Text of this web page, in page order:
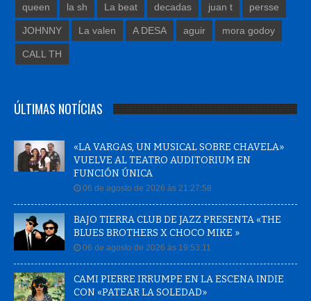
queen la sh La beat decadas juan t persse
JOHNNY La valen A DESA aguir mora godoy
CALL TH
ÚLTIMAS NOTÍCIAS
«LA VARGAS, UN MUSICAL SOBRE CHAVELA»
VUELVE AL TEATRO AUDITORIUM EN
FUNCIÓN ÚNICA
06 de agosto de 2026 às 21:27:58
BAJO TIERRA CLUB DE JAZZ PRESENTA «THE
BLUES BROTHERS X CHOCO MIKE »
06 de agosto de 2026 às 19:53:11
CAMI PIERRE IRRUMPE EN LA ESCENA INDIE
CON «PATEAR LA SOLEDAD»